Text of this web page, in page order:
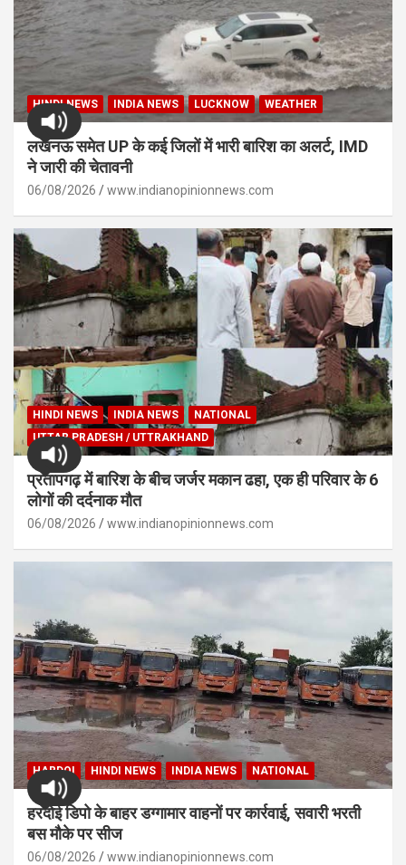
HINDI NEWS INDIA NEWS LUCKNOW WEATHER
लखनऊ समेत UP के कई जिलों में भारी बारिश का अलर्ट, IMD
ने जारी की चेतावनी
06/08/2026 www.indianopinionnews.com
HINDI NEWS INDIA NEWS
NATIONAL
UTTAR PRADESH / UTTRAKHAND
प्रतापगढ़ में बारिश के बीच जर्जर मकान ढहा, एक ही परिवार के 6
लोगों की दर्दनाक मौत
06/08/2026 www.indianopinionnews.com
HARDOI HINDI NEWS INDIA NEWS NATIONAL
हरदोई डिपो के बाहर डग्गामार वाहनों पर कार्रवाई, सवारी भरती
बस मौके पर सीज
06/08/2026 www.indianopinionnews.com